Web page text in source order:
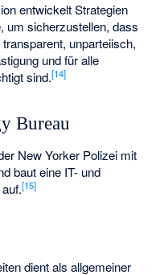
entwickelt Strategien
um sicherzustellen, dass
unparteiisch,
und für alle
sind.[14]
Bureau
New Yorker Polizei mit
baut eine IT- und
[15]
dient als allgemeiner